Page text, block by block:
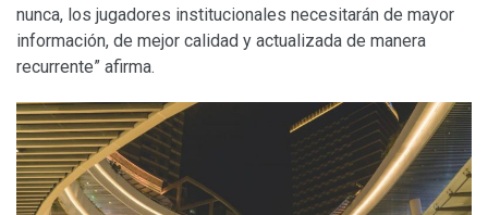
nunca, los jugadores institucionales necesitarán de mayor
información, de mejor calidad y actualizada de manera
recurrente” afirma.